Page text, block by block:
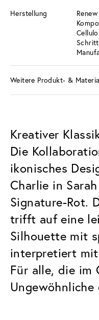
Herstellung
Weitere Produkt- &
Kreativer
Die
ikonisches
Charlie in
Signature-Rot.
trifft auf eine
Silhouette mit
interpretiert
Für alle, die im
Ungewöhnliche